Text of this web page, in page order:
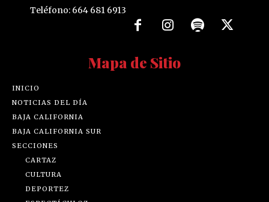
Teléfono: 664 681 6913
Mapa de Sitio
INICIO
NOTICIAS DEL DÍA
BAJA CALIFORNIA
BAJA CALIFORNIA SUR
SECCIONES
CARTAZ
CULTURA
DEPORTEZ